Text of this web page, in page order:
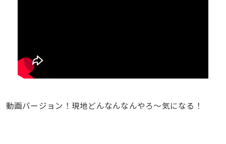
動画バージョン！現地どんなんなんやろ〜気になる！